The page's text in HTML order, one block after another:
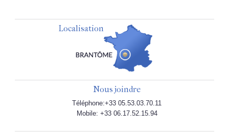
Localisation
Nous joindre
Téléphone:+33 05.53.03.70.11
Mobile: +33 06.17.52.15.94